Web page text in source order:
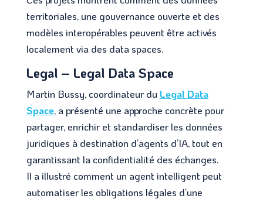
territoriales, une gouvernance ouverte et des
modèles interopérables peuvent être activés
localement via des data spaces.
Legal – Legal Data Space
Martin Bussy, coordinateur du Legal Data
Space, a présenté une approche concrète pour
partager, enrichir et standardiser les données
juridiques à destination d’agents d’IA, tout en
garantissant la confidentialité des échanges.
Il a illustré comment un agent intelligent peut
automatiser les obligations légales d’une